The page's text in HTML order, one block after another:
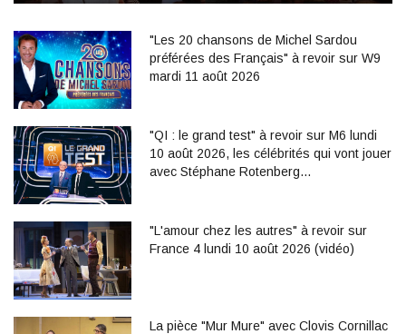
"Les 20 chansons de Michel Sardou
préférées des Français" à revoir sur W9
mardi 11 août 2026
"QI : le grand test" à revoir sur M6 lundi
10 août 2026, les célébrités qui vont jouer
avec Stéphane Rotenberg…
"L'amour chez les autres" à revoir sur
France 4 lundi 10 août 2026 (vidéo)
La pièce "Mur Mure" avec Clovis Cornillac